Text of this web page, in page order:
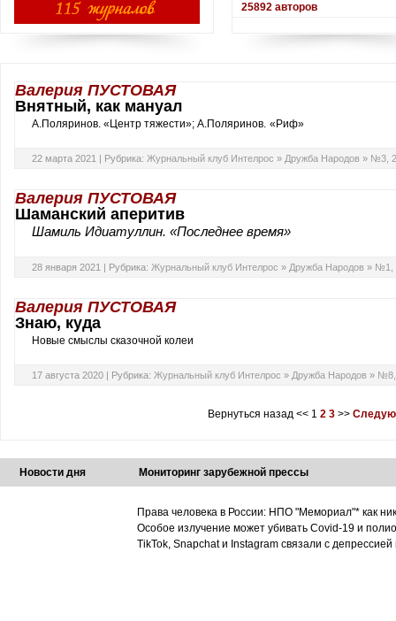
25892 авторов
Валерия ПУСТОВАЯ
Внятный, как мануал
А.Поляринов. «Центр тяжести»; А.Поляринов. «Риф»
22 марта 2021 | Рубрика: Журнальный клуб Интелрос » Дружба Народов » №3,
Валерия ПУСТОВАЯ
Шаманский аперитив
Шамиль Идиатуллин. «Последнее время»
28 января 2021 | Рубрика: Журнальный клуб Интелрос » Дружба Народов » №1,
Валерия ПУСТОВАЯ
Знаю, куда
Новые смыслы сказочной колеи
17 августа 2020 | Рубрика: Журнальный клуб Интелрос » Дружба Народов » №8,
Вернуться назад<< 1 2 3>>
Новости дня Мониторинг зарубежной прессы
Права человека в России: НПО "Мемориал"* как
Особое излучение может убивать Covid-19 и
TikTok, Snapchat и Instagram связали с